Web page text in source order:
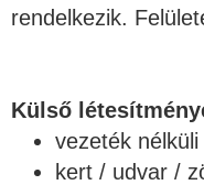
rendelkezik.
Külső
vezeték
kert / udvar /